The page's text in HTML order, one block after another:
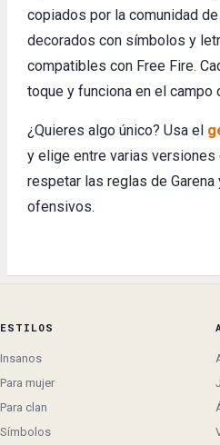
copiados por la comunidad
decorados con símbolos y
compatibles con Free Fire.
toque y funciona en el campo
¿Quieres algo único? Usa el
y elige entre varias
respetar las reglas de
ofensivos.
ESTILOS
Insanos
Para mujer
Para clan
Símbolos